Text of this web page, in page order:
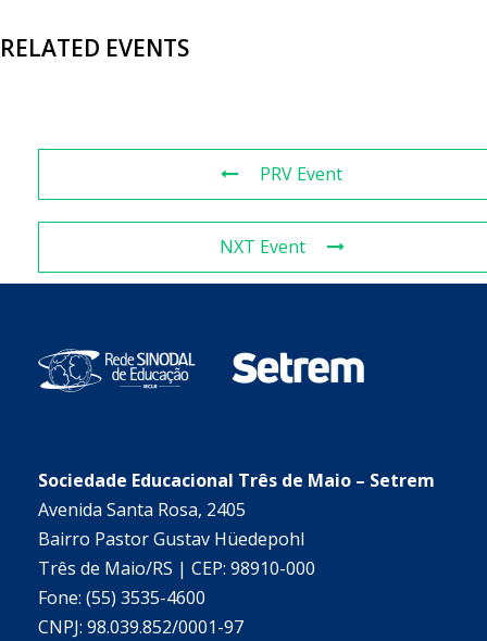
RELATED EVENTS
PRV Event
NXT Event
Sociedade Educacional Três de Maio – Setrem
Avenida Santa Rosa, 2405
Bairro Pastor Gustav Hüedepohl
Três de Maio/RS | CEP: 98910-000
Fone: (55) 3535-4600
CNPJ: 98.039.852/0001-97